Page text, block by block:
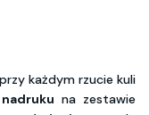
każdym rzucie kuli
na zestawie